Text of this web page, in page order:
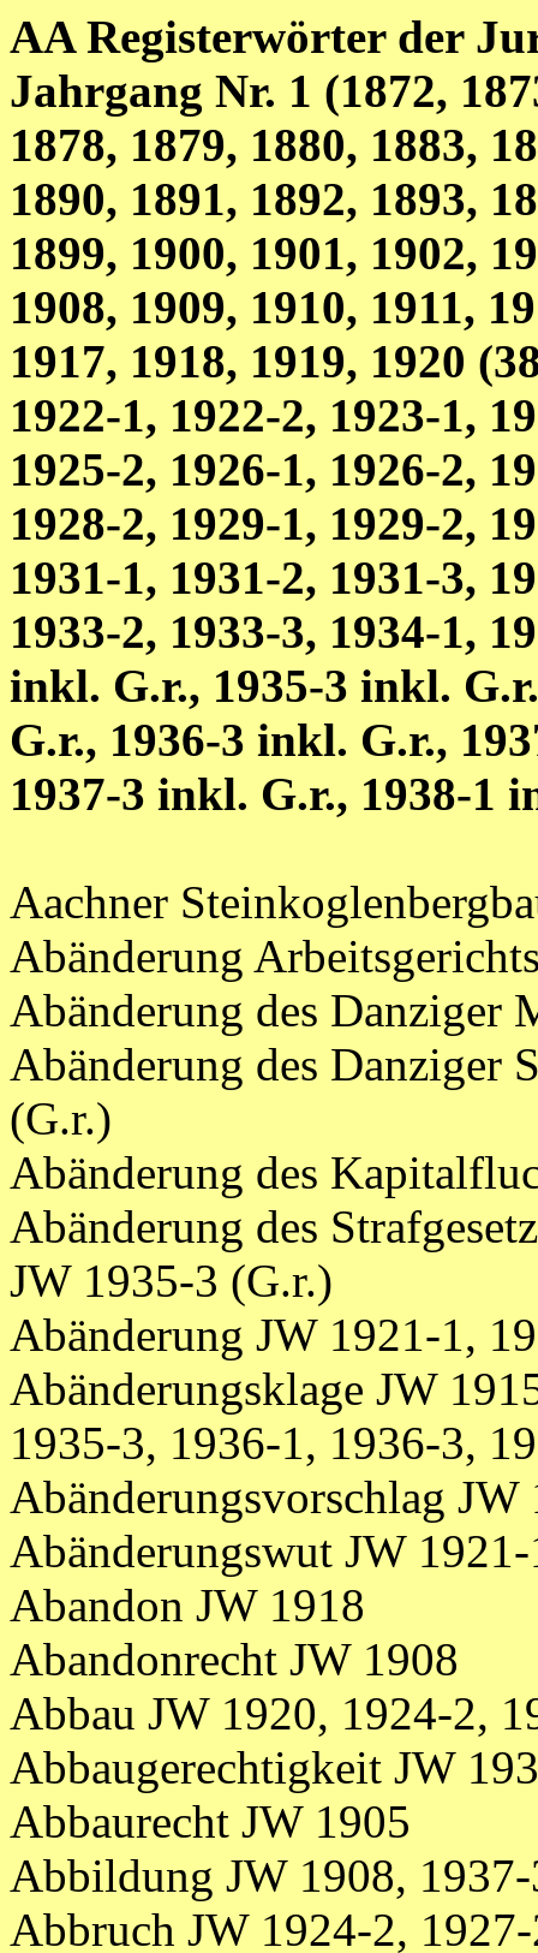
AA Registerwörter der
Jahrgang Nr. 1 (1872,
1878, 1879, 1880, 1883,
1890, 1891, 1892, 1893,
1899, 1900, 1901, 1902,
1908, 1909, 1910, 1911,
1917, 1918, 1919, 1920
1922-1, 1922-2, 1923-1,
1925-2, 1926-1, 1926-2,
1928-2, 1929-1, 1929-2,
1931-1, 1931-2, 1931-3,
1933-2, 1933-3, 1934-1,
inkl. G.r., 1935-3 inkl.
G.r., 1936-3 inkl. G.r.,
1937-3 inkl. G.r., 1938-1
Aachner
Abänderung
Abänderung des Danziger
Abänderung des Danziger
(G.r.)
Abänderung des
Abänderung des
JW 1935-3 (G.r.)
Abänderung JW 1921-1,
Abänderungsklage JW
1935-3, 1936-1, 1936-3,
Abänderungsvorschlag JW
Abänderungswut JW
Abandon JW 1918
Abandonrecht JW 1908
Abbau JW 1920, 1924-2,
Abbaugerechtigkeit JW
Abbaurecht JW 1905
Abbildung JW 1908,
Abbruch JW 1924-2,